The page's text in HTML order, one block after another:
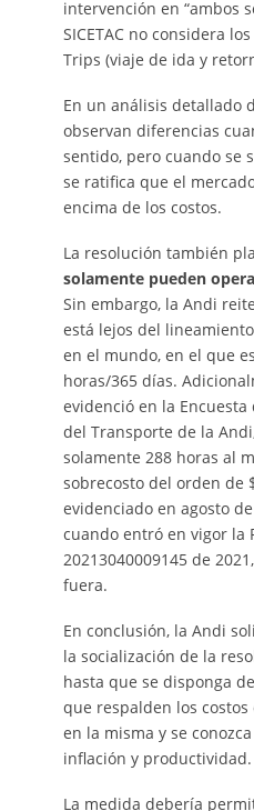
intervención en “ambos
SICETAC no considera
Trips (viaje de ida y
En un análisis detallado
observan diferencias
sentido, pero cuando se
se ratifica que el
encima de los costos.
La resolución también
solamente pueden
Sin embargo, la Andi
está lejos del
en el mundo, en el que
horas/365 días.
evidenció en la Encuesta
del Transporte de la
solamente 288 horas al
sobrecosto del orden de
evidenciado en agosto
cuando entró en vigor la
20213040009145 de
fuera.
En conclusión, la Andi
la socialización de la
hasta que se disponga
que respalden los
en la misma y se
inflación y productividad.
La medida debería